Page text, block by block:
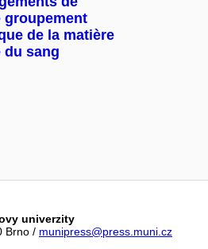
groupement
de la matière
du sang
univerzity
Brno / munipress@press.muni.cz